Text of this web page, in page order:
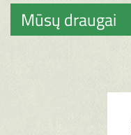
Mūsų draugai